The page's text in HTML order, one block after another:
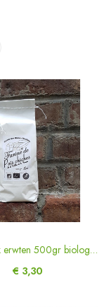
meel chick erwten 500gr biologisch
€ 3,30